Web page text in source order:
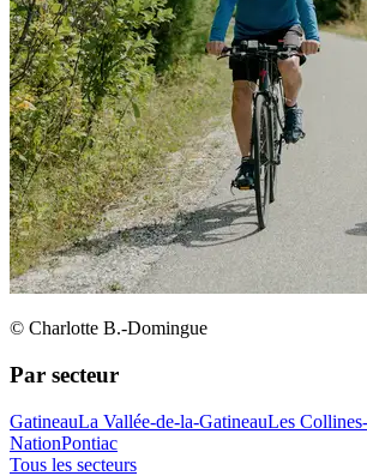
© Charlotte B.-Domingue
Par secteur
GatineauLa Vallée-de-la-GatineauLes
NationPontiac
Tous les secteurs